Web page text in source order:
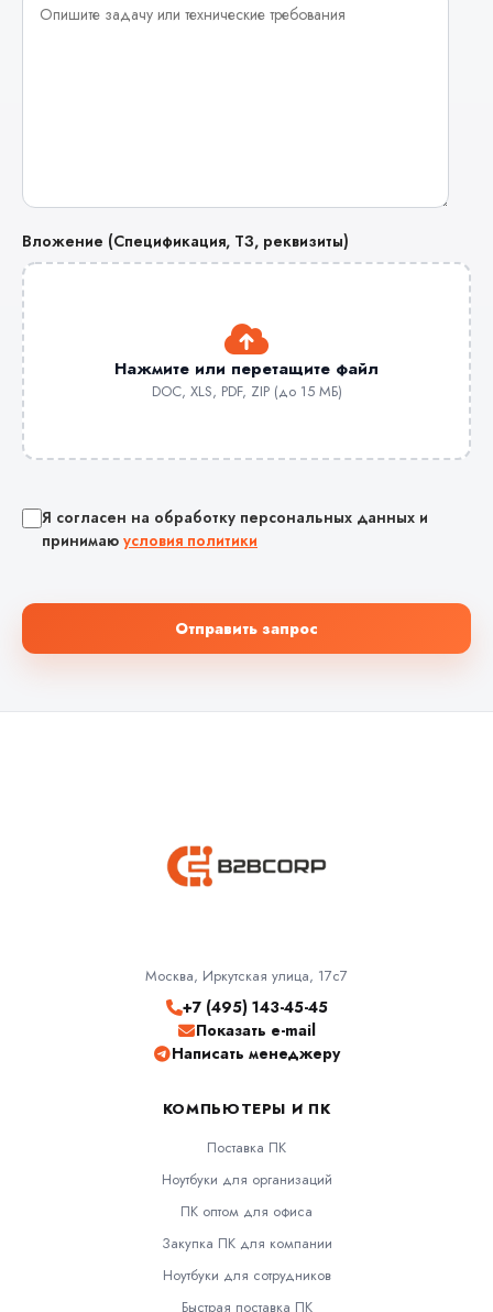
Вложение (Спецификация, ТЗ, реквизиты)
Нажмите или перетащите файл
DOC, XLS, PDF, ZIP (до 15 МБ)
Я согласен на обработку персональных данных и
принимаю условия политики
Отправить запрос
Москва, Иркутская улица, 17с7
+7 (495) 143-45-45
Показать e-mail
Написать менеджеру
КОМПЬЮТЕРЫ И ПК
Поставка ПК
Ноутбуки для организаций
ПК оптом для офиса
Закупка ПК для компании
Ноутбуки для сотрудников
Быстрая поставка ПК